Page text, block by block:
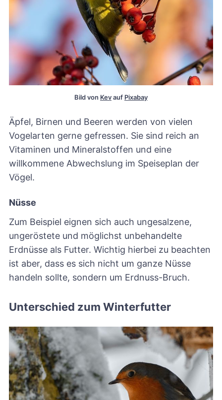
Bild von Kev auf Pixabay
Äpfel, Birnen und Beeren werden von vielen
Vogelarten gerne gefressen. Sie sind reich an
Vitaminen und Mineralstoffen und eine
willkommene Abwechslung im Speiseplan der
Vögel.
Nüsse
Zum Beispiel eignen sich auch ungesalzene,
ungeröstete und möglichst unbehandelte
Erdnüsse als Futter. Wichtig hierbei zu beachten
ist aber, dass es sich nicht um ganze Nüsse
handeln sollte, sondern um Erdnuss-Bruch.
Unterschied zum Winterfutter